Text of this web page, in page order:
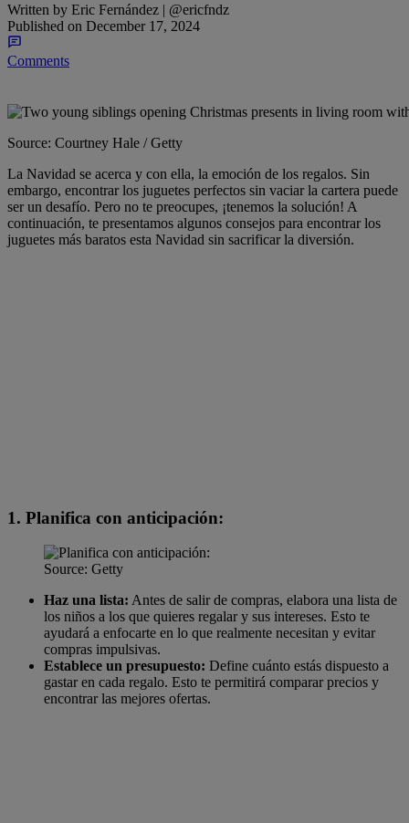
Written by Eric Fernández | @ericfndz
Published on December 17, 2024
Comments
Source: Courtney Hale / Getty
La Navidad se acerca y con ella, la emoción de los regalos. Sin
embargo, encontrar los juguetes perfectos sin vaciar la cartera puede
ser un desafío. Pero no te preocupes, ¡tenemos la solución! A
continuación, te presentamos algunos consejos para encontrar los
juguetes más baratos esta Navidad sin sacrificar la diversión.
1. Planifica con anticipación:
Source: Getty
Haz una lista: Antes de salir de compras, elabora una lista de
los niños a los que quieres regalar y sus intereses. Esto te
ayudará a enfocarte en lo que realmente necesitan y evitar
compras impulsivas.
Establece un presupuesto: Define cuánto estás dispuesto a
gastar en cada regalo. Esto te permitirá comparar precios y
encontrar las mejores ofertas.